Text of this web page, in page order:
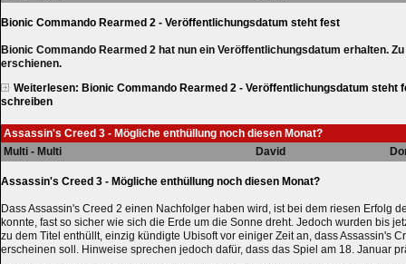
Bionic Commando Rearmed 2 - Veröffentlichungsdatum steht fest
Bionic Commando Rearmed 2 hat nun ein Veröffentlichungsdatum erhalten.
erschienen.
Weiterlesen: Bionic Commando Rearmed 2 - Veröffentlichungsdatum steht
schreiben
Assassin's Creed 3 - Mögliche enthüllung noch diesen Monat?
Multi - Multi
David
Assassin's Creed 3 - Mögliche enthüllung noch diesen Monat?
Dass Assassin's Creed 2 einen Nachfolger haben wird, ist bei dem riesen Erfolg
konnte, fast so sicher wie sich die Erde um die Sonne dreht. Jedoch wurden bis
zu dem Titel enthüllt, einzig kündigte Ubisoft vor einiger Zeit an, dass Assassin's
erscheinen soll. Hinweise sprechen jedoch dafür, dass das Spiel am 18. Januar